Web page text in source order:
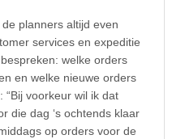
planners altijd even
services en expeditie
welke orders
en welke nieuwe orders
“Bij voorkeur wil ik dat
die dag ‘s ochtends klaar
op orders voor de